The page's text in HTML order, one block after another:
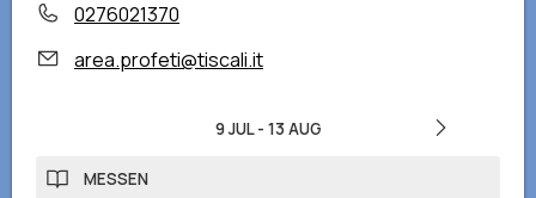
0276021370
area.profeti@tiscali.it
9 JUL- 13 AUG
MESSEN